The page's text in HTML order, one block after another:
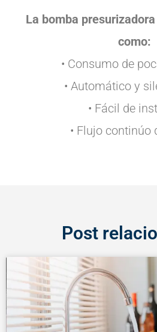
La bomba
como:
• Consumo de
• Automático y
• Fácil de
• Flujo continúo
Post